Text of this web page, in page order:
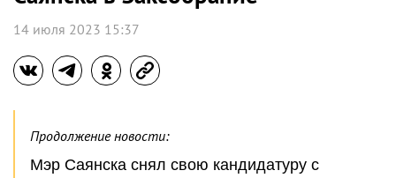
14 июля 2023 15:37
Продолжение новости:
Мэр Саянска снял свою кандидатуру с